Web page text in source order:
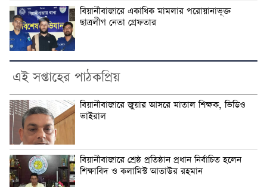
বিয়ানীবাজারে একাধিক মামলার পরোয়ানাভূক্ত
ছাত্রলীগ নেতা গ্রেফতার
এই সপ্তাহের পাঠকপ্রিয়
বিয়ানীবাজারে জুয়ার আসরে মাতাল শিক্ষক, ভিডিও
ভাইরাল
বিয়ানীবাজারে শ্রেষ্ঠ প্রতিষ্ঠান প্রধান নির্বাচিত হলেন
শিক্ষাবিদ ও কলামিস্ট আতাউর রহমান